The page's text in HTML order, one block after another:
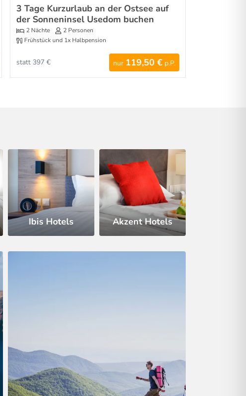
3 Tage Kurzurlaub an der Ostsee auf
der Sonneninsel Usedom buchen
2 Nächte
2 Personen
Frühstück und 1x Halbpension
nur 119,50 € p.P.
statt 397 €
Ibis Hotels Akzent Hotels